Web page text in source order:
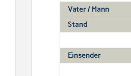
Vater / Mann
Stand
Einsender